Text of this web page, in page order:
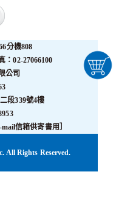
分機808
：02-27066100
公司
段339號4樓
信箱供寄書用］
All Rights Reserved.